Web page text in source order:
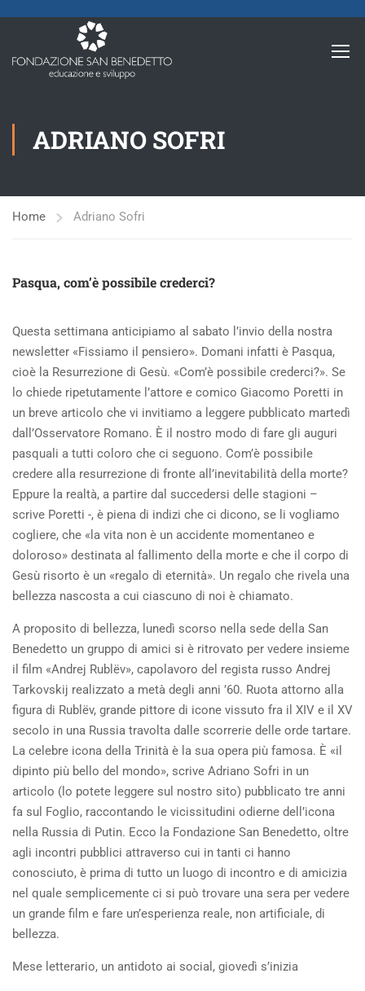
ADRIANO SOFRI
Home Adriano Sofri
Pasqua, com’è possibile crederci?
Questa settimana anticipiamo al sabato l’invio della nostra
newsletter «Fissiamo il pensiero». Domani infatti è Pasqua,
cioè la Resurrezione di Gesù. «Com’è possibile crederci?». Se
lo chiede ripetutamente l’attore e comico Giacomo Poretti in
un breve articolo che vi invitiamo a leggere pubblicato martedì
dall’Osservatore Romano. È il nostro modo di fare gli auguri
pasquali a tutti coloro che ci seguono. Com’è possibile
credere alla resurrezione di fronte all’inevitabilità della morte?
Eppure la realtà, a partire dal succedersi delle stagioni –
scrive Poretti -, è piena di indizi che ci dicono, se li vogliamo
cogliere, che «la vita non è un accidente momentaneo e
doloroso» destinata al fallimento della morte e che il corpo di
Gesù risorto è un «regalo di eternità». Un regalo che rivela una
bellezza nascosta a cui ciascuno di noi è chiamato.
A proposito di bellezza, lunedì scorso nella sede della San
Benedetto un gruppo di amici si è ritrovato per vedere insieme
il film «Andrej Rublëv», capolavoro del regista russo Andrej
Tarkovskij realizzato a metà degli anni ’60. Ruota attorno alla
figura di Rublëv, grande pittore di icone vissuto fra il XIV e il XV
secolo in una Russia travolta dalle scorrerie delle orde tartare.
La celebre icona della Trinità è la sua opera più famosa. È «il
dipinto più bello del mondo», scrive Adriano Sofri in un
articolo (lo potete leggere sul nostro sito) pubblicato tre anni
fa sul Foglio, raccontando le vicissitudini odierne dell’icona
nella Russia di Putin. Ecco la Fondazione San Benedetto, oltre
agli incontri pubblici attraverso cui in tanti ci hanno
conosciuto, è prima di tutto un luogo di incontro e di amicizia
nel quale semplicemente ci si può trovare una sera per vedere
un grande film e fare un’esperienza reale, non artificiale, di
bellezza.
Mese letterario, un antidoto ai social, giovedì s’inizia